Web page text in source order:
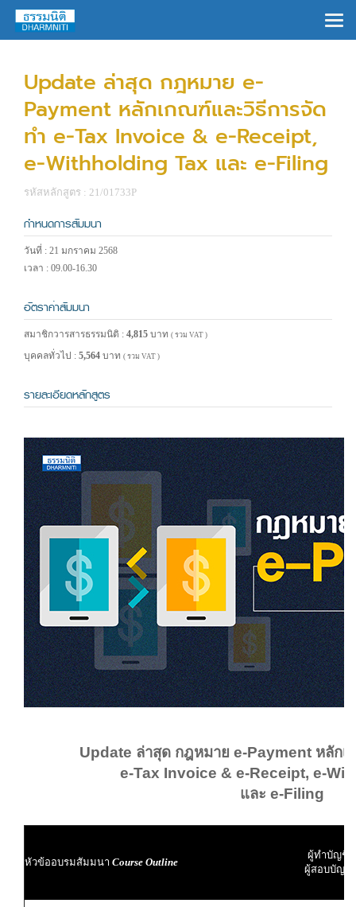
Update ล่าสุด กฎหมาย e-
Payment หลักเกณฑ์และวิธีการจัด
ทำ e-Tax Invoice & e-Receipt,
e-Withholding Tax และ e-Filing
รหัสหลักสูตร : 21/01733P
กำหนดการสัมมนา
วันที่ : 21 มกราคม 2568
เวลา : 09.00-16.30
อัตราค่าสัมมนา
สมาชิกวารสารธรรมนิติ : 4,815 บาท ( รวม VAT )
บุคคลทั่วไป : 5,564 บาท ( รวม VAT )
รายละเอียดหลักสูตร
Update ล่าสุด กฎหมาย e-Payment หลัก
e-Tax Invoice & e-Receipt, e-
และ e-Filing
หัวข้ออบรมสัมมนา Course Outline
ผู้ทำบัญชี
ผู้สอบบัญชี
×